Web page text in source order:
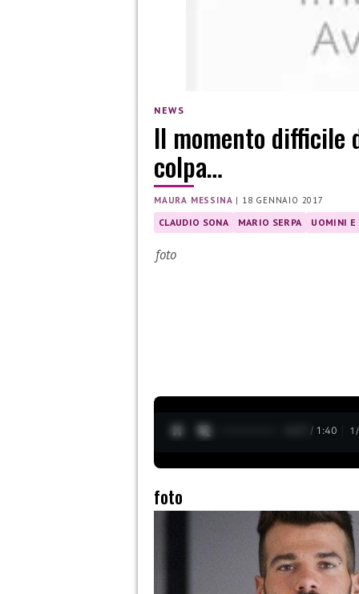
NEWS
Il momento difficile
colpa…
MAURA MESSINA | 18 GENNAIO 2017
CLAUDIO SONA MARIO SERPA UOMINI E
foto
0:28 / 1:40 1 /
foto